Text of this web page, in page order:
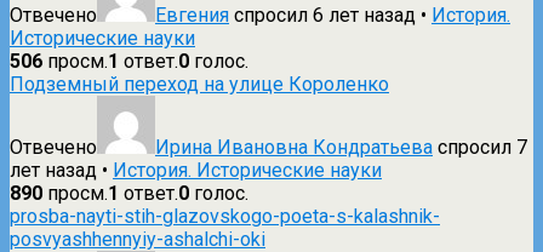
Отвечено Евгения спросил 6 лет назад • История.
Исторические науки
506 просм.1 ответ.0 голос.
Подземный переход на улице Короленко
Отвечено Ирина Ивановна Кондратьева спросил 7
лет назад • История. Исторические науки
890 просм.1 ответ.0 голос.
prosba-nayti-stih-glazovskogo-poeta-s-kalashnik-
posvyashhennyiy-ashalchi-oki